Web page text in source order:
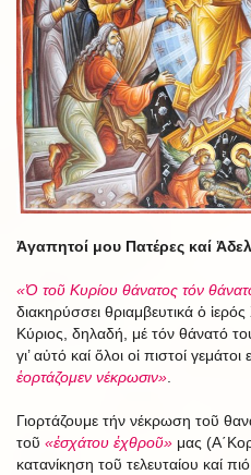
Ἀγαπητοί μου Πατέρες καί
«Ὁ τοῦ Κυρίου θάνατος τόν
διακηρύσσει θριαμβευτικά ὁ
Κύριος, δηλαδή, μέ τόν θάνατό
γι’ αὐτό καί ὅλοι οἱ πιστοί
ἑορτάζομεν νέκρωσιν»
Γιορτάζουμε τήν νέκρωση τοῦ
τοῦ «ἐσχάτου ἐχθροῦ» μας
κατανίκηση τοῦ τελευταίου καί